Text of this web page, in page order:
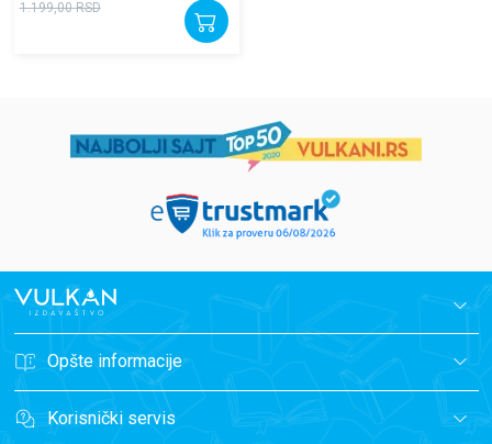
1.199,00 RSD
Opšte informacije
Korisnički servis